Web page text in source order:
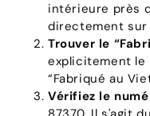
intérieure près
directement
Trouver le
explicitement le
“Fabriqué au
Vérifiez le